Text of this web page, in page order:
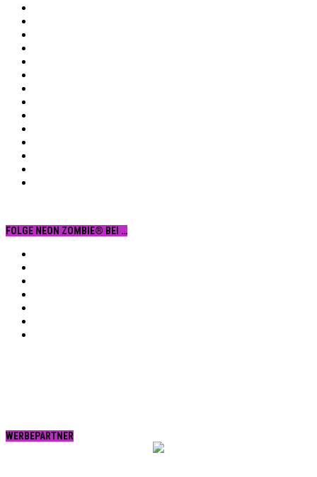
FOLGE NEON ZOMBIE® BEI …
WERBEPARTNER